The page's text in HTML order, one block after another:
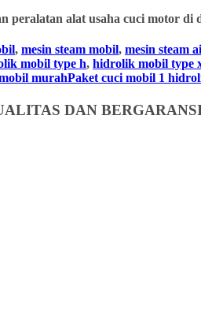
peralatan alat usaha cuci motor di
, mesin steam mobil, mesin steam
mobil type h, hidrolik mobil type
murahPaket cuci mobil 1
DAN